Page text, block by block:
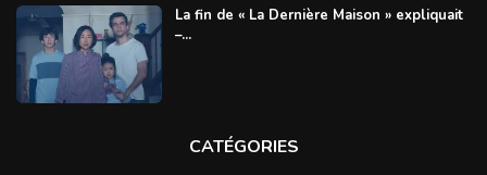
La fin de « La Dernière Maison » expliquait
–...
CATÉGORIES